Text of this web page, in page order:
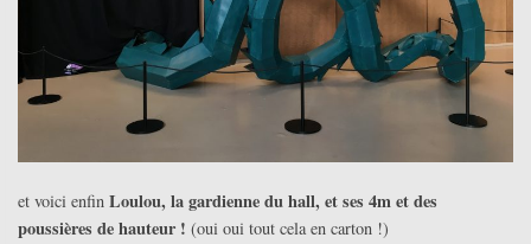
et voici enfin Loulou, la gardienne du hall, et ses 4m et des
poussières de hauteur ! (oui oui tout cela en carton !)